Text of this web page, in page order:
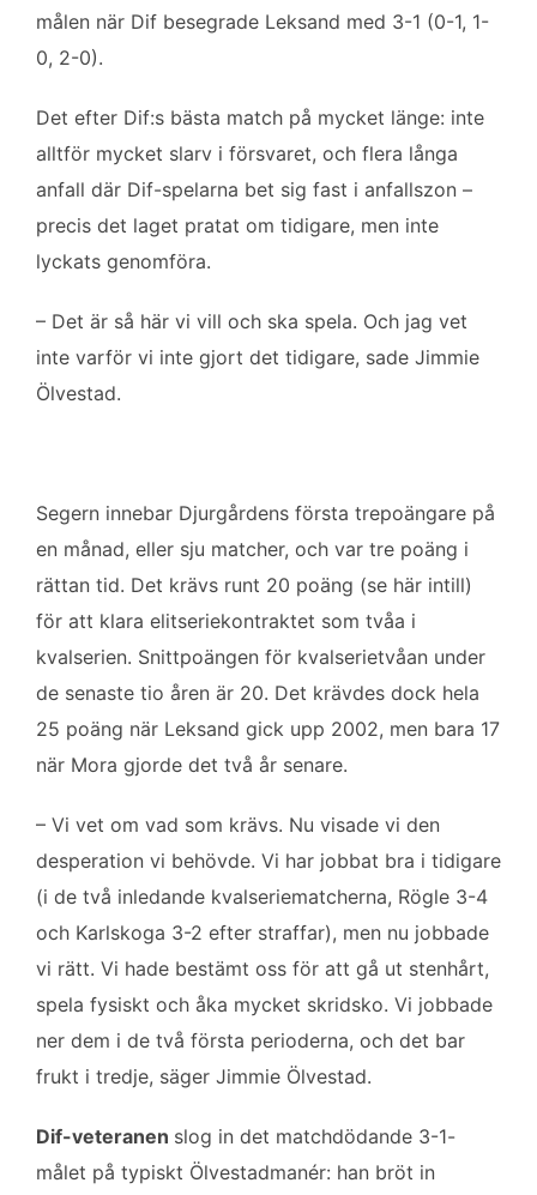
målen när Dif besegrade Leksand med 3-1 (0-1, 1-
0, 2-0).
Det efter Dif:s bästa match på mycket länge: inte
alltför mycket slarv i försvaret, och flera långa
anfall där Dif-spelarna bet sig fast i anfallszon –
precis det laget pratat om tidigare, men inte
lyckats genomföra.
– Det är så här vi vill och ska spela. Och jag vet
inte varför vi inte gjort det tidigare, sade Jimmie
Ölvestad.
Segern innebar Djurgårdens första trepoängare på
en månad, eller sju matcher, och var tre poäng i
rättan tid. Det krävs runt 20 poäng (se här intill)
för att klara elitseriekontraktet som tvåa i
kvalserien. Snittpoängen för kvalserietvåan under
de senaste tio åren är 20. Det krävdes dock hela
25 poäng när Leksand gick upp 2002, men bara 17
när Mora gjorde det två år senare.
– Vi vet om vad som krävs. Nu visade vi den
desperation vi behövde. Vi har jobbat bra i tidigare
(i de två inledande kvalseriematcherna, Rögle 3-4
och Karlskoga 3-2 efter straffar), men nu jobbade
vi rätt. Vi hade bestämt oss för att gå ut stenhårt,
spela fysiskt och åka mycket skridsko. Vi jobbade
ner dem i de två första perioderna, och det bar
frukt i tredje, säger Jimmie Ölvestad.
Dif-veteranen slog in det matchdödande 3-1-
målet på typiskt Ölvestadmanér: han bröt in